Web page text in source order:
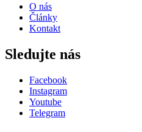
O nás
Články
Kontakt
Sledujte nás
Facebook
Instagram
Youtube
Telegram